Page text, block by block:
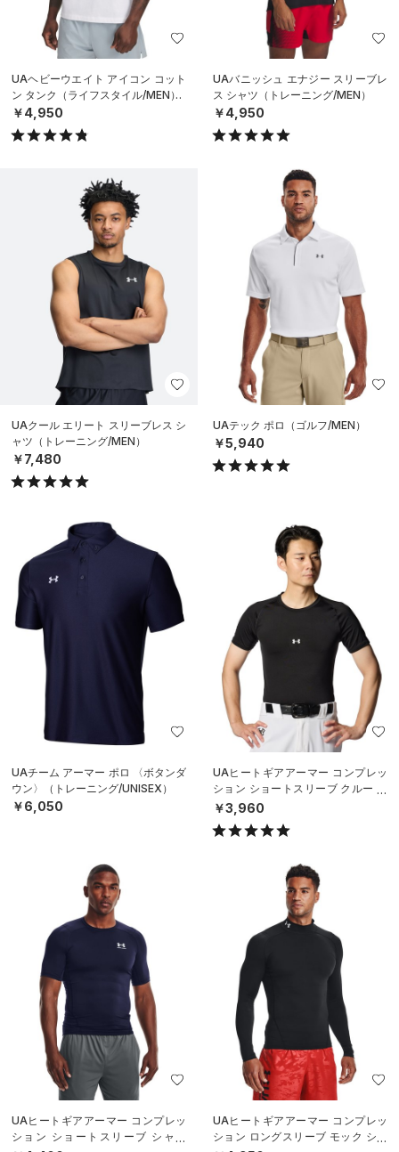
UAヘビーウエイト アイコン コット
ン タンク（ライフスタイル/MEN）
￥4,950
UAバニッシュ エナジー スリーブレ
ス シャツ（トレーニング/MEN）
￥4,950
UAクール エリート スリーブレス シ
ャツ（トレーニング/MEN）
￥7,480
UAテック ポロ（ゴルフ/MEN）
￥5,940
UAチーム アーマー ポロ 〈ボタンダ
ウン〉（トレーニング/UNISEX）
￥6,050
UAヒートギアアーマー コンプレッ
ション ショートスリーブ クルー シ
ャツ（ベースボール/MEN）
￥3,960
UAヒートギアアーマー コンプレッ
ション ショートスリーブ シャツ
UAヒートギアアーマー コンプレッ
ション ロングスリーブ モック シャ